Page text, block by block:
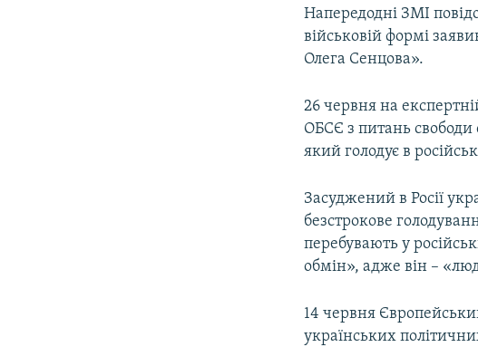
Напередодні ЗМІ
військовій формі
Олега Сенцова».
26 червня на
ОБСЄ з питань свободи
який голодує в
Засуджений в Росії
безстрокове
перебувають у
обмін», адже він –
14 червня
українських